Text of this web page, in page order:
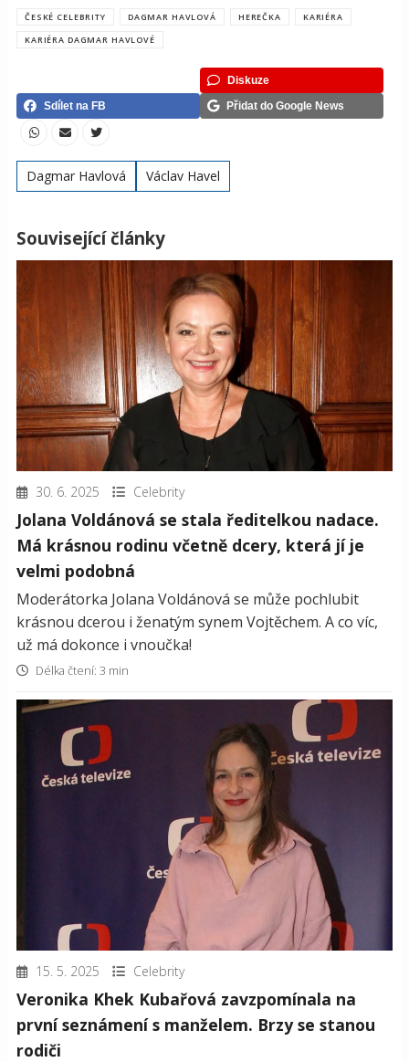
ČESKÉ CELEBRITY DAGMAR HAVLOVÁ HEREČKA
KARIÉRA
KARIÉRA DAGMAR HAVLOVÉ
Diskuze
Sdílet na FB
Přidat do Google News
Dagmar Havlová Václav Havel
Související články
30. 6. 2025 Celebrity
Jolana Voldánová se stala ředitelkou nadace.
Má krásnou rodinu včetně dcery, která jí je
velmi podobná
Moderátorka Jolana Voldánová se může pochlubit
krásnou dcerou i ženatým synem Vojtěchem. A co víc,
už má dokonce i vnoučka!
Délka čtení: 3 min
15. 5. 2025 Celebrity
Veronika Khek Kubařová zavzpomínala na
první seznámení s manželem. Brzy se stanou
rodiči